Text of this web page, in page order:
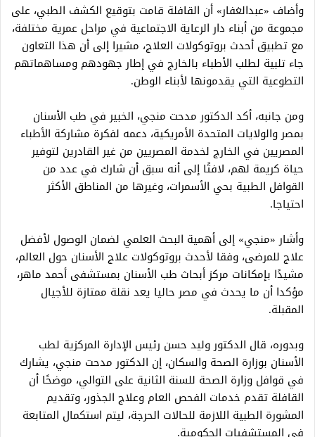
وأضاف «عبدالغفار» أن القافلة قامت بتوقيع الكشف الطبي، على
مجموعة من أبناء دار الرعاية الاجتماعية في مراحل عمرية مختلفة،
مع تطبيق أحدث بروتوكولات العلاج، مشيرا إلى أن هذا التعاون
جاء تلبية لطلب الأطباء بالخارج في إطار جهودهم ومساهماتهم
التطوعية التي يقدمونها لأبناء الوطن.
ومن جانبه، أكد الدكتور مدحت منجي، الخبير في طب الأسنان
بمصر والولايات المتحدة الأمريكية، دعمه لفكرة مشاركة الأطباء
المصريين في الخارج لخدمة المصريين من غير القادرين لتوفير
حياة كريمة لهم، لافتًا إلى أنه سبق أن شارك في عدد من
القوافل الطبية بحي الأسمرات، وغيرها من المناطق الأكثر
احتياجا.
وأشار «منجي» إلى أهمية البحث العلمي لضمان الوصول لأفضل
علاج للمرضى، وفقا لأحدث بروتوكولات علاج الأسنان حول العالم،
مشيدًا بإمكانات مركز أبحاث طب الأسنان بمستشفى أحمد ماهر،
مؤكدا أن ما يحدث في مصر حاليا يعد نقلة ممتازة للأجيال
المقبلة.
وبدوره، قال الدكتور وليد حسن رئيس الإدارة المركزية لطب
الأسنان بوزارة الصحة والسكان، إن الدكتور مدحت منجي، يشارك
في قوافل وزارة الصحة للسنة الثانية على التوالي، موضحًا أن
القافلة تقدم خدمات الفحص العام وعلاج الجذور، وتقديم
المشورة الطبية اللازمة للحالات الحرجة، ليتم استكمال المتابعة
في المستشفيات الحكومية.